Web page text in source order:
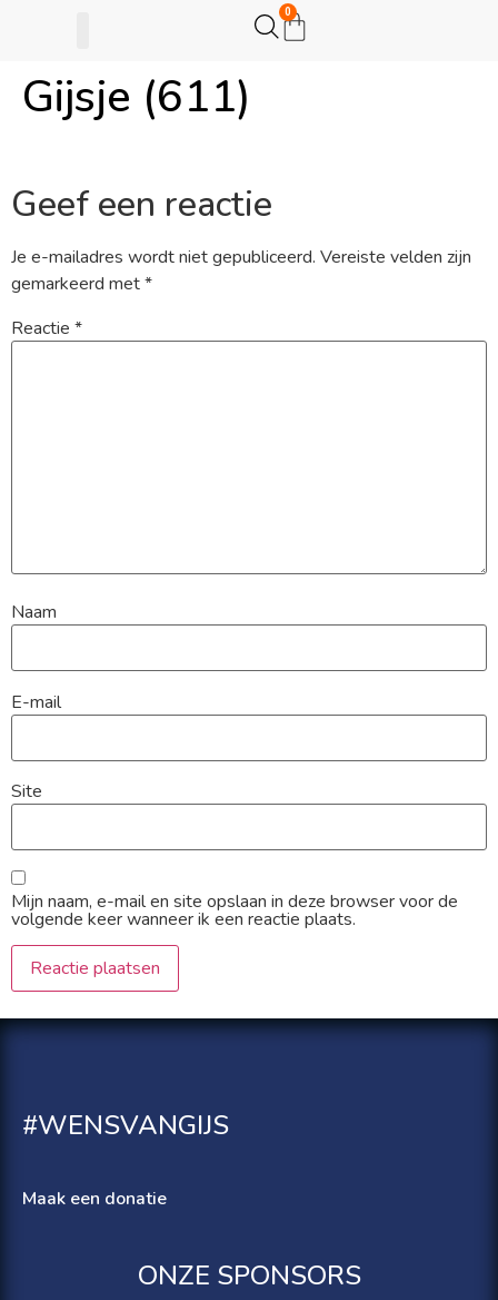
0
Gijsje (611)
Geef een reactie
Je e-mailadres wordt niet gepubliceerd. Vereiste velden zijn
gemarkeerd met*
Reactie *
Naam
E-mail
Site
Mijn naam, e-mail en site opslaan in deze browser voor de
volgende keer wanneer ik een reactie plaats.
#WENSVANGIJS
Maak een donatie
ONZE SPONSORS